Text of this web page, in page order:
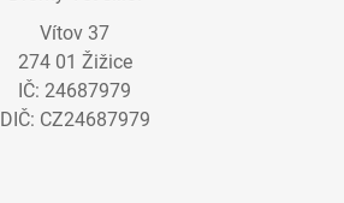
Vítov 37
274 01 Žižice
IČ: 24687979
DIČ: CZ24687979